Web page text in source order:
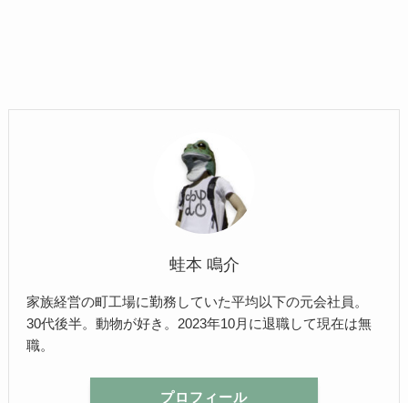
蛙本 鳴介
家族経営の町工場に勤務していた平均以下の元会社員。
30代後半。動物が好き。2023年10月に退職して現在は無
職。
プロフィール